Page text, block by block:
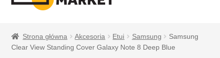
Strona główna Akcesoria Etui Samsung
Samsung
Clear View Standing Cover Galaxy Note 8 Deep Blue